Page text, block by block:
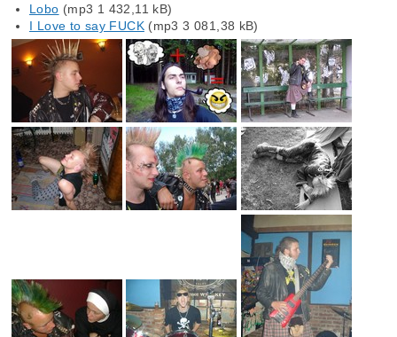
Lobo (mp3 1 432,11 kB)
I Love to say FUCK(mp3 3 081,38 kB)